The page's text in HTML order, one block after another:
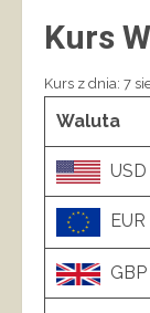
Kurs
Kurs z dnia: 7
Waluta
USD
EUR
GBP